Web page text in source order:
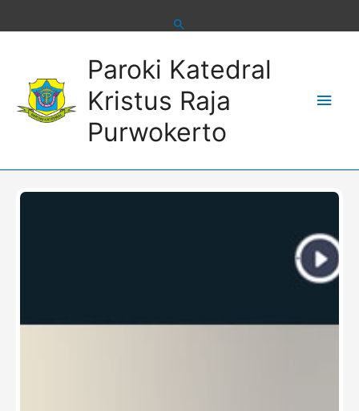
Paroki Katedral
Kristus Raja
Purwokerto